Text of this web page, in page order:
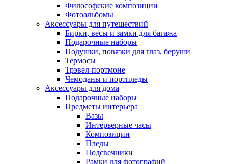
Философские композиции
Фотоальбомы
Аксессуары для путешествий
Бирки, весы и замки для багажа
Подарочные наборы
Подушки, повязки для глаз, беруши
Термосы
Трэвел-портмоне
Чемоданы и портпледы
Аксессуары для дома
Подарочные наборы
Предметы интерьера
Вазы
Интерьерные часы
Композиции
Пледы
Подсвечники
Рамки для фотографий